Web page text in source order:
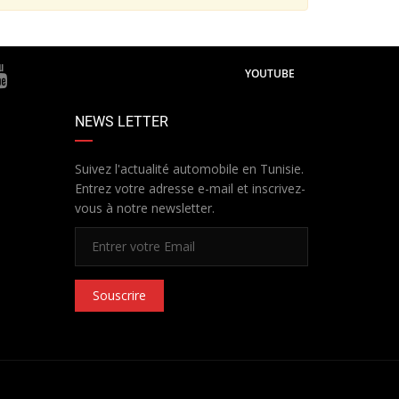
YOUTUBE
NEWS LETTER
Suivez l'actualité automobile en Tunisie.
Entrez votre adresse e-mail et inscrivez-
vous à notre newsletter.
Souscrire